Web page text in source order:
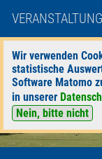
Wir verwenden
statistische
Software Matomo
in unserer
Nein, bitte nicht